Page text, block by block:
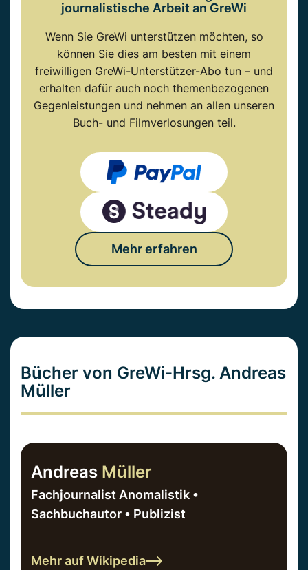
journalistische Arbeit an GreWi
Wenn Sie GreWi unterstützen möchten, so
können Sie dies am besten mit einem
freiwilligen GreWi-Unterstützer-Abo tun – und
erhalten dafür auch noch themenbezogenen
Gegenleistungen und nehmen an allen unseren
Buch- und Filmverlosungen teil.
Mehr erfahren
Bücher von GreWi-Hrsg. Andreas
Müller
Andreas Müller
Fachjournalist Anomalistik •
Sachbuchautor • Publizist
Mehr auf Wikipedia